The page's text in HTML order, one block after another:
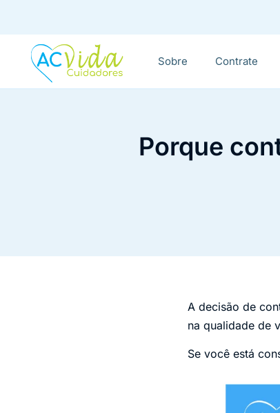
Sobre Contrate
Porque
A decisão de
na qualidade de
Se você está